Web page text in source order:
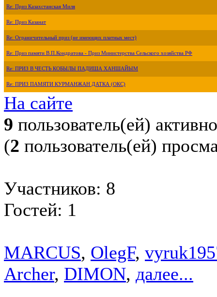
Re: Приз Казахстанская Миля
Re: Приз Казанат
Re: Ограничительный приз (не имеющих платных мест)
Re: Приз памяти В.П.Кондратова - Приз Министерства Сельского хозяйства РФ
Re: ПРИЗ В ЧЕСТЬ КОБЫЛЫ ПАДИША ХАНШАЙЫМ
Re: ПРИЗ ПАМЯТИ КУРМАНЖАН ДАТКА (ОКС)
На сайте
9 пользователь(ей) активно
(2 пользователь(ей)
Участников: 8
Гостей: 1
MARCUS, OlegF,
Archer, DIMON, далее...